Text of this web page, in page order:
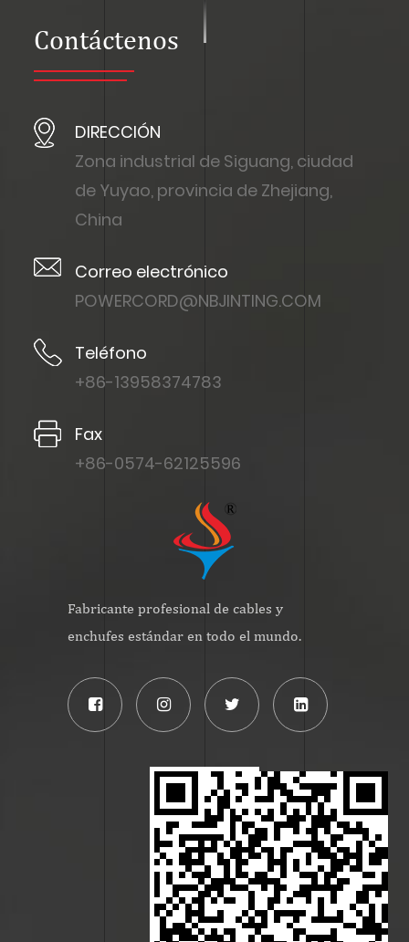
Contáctenos
DIRECCIÓN
Zona industrial de Siguang, ciudad
de Yuyao, provincia de Zhejiang,
China
Correo electrónico
POWERCORD@NBJINTING.COM
Teléfono
+86-13958374783
Fax
+86-0574-62125596
Fabricante profesional de cables y
enchufes estándar en todo el mundo.